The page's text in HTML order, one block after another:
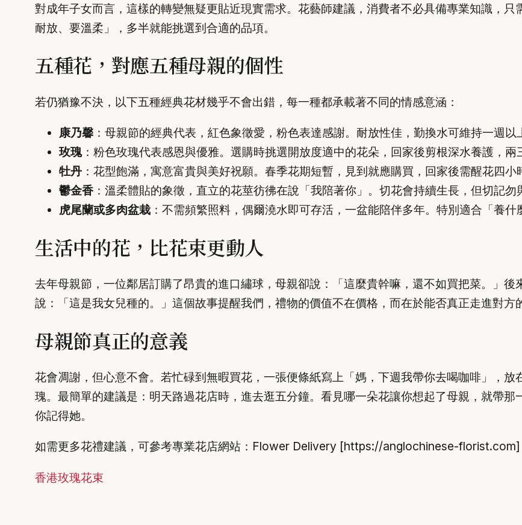
對成年子女而言，這樣的轉變無疑更貼近現實需求。花藝師建議，消費者不必具備專業知識，
耐放、要溫柔」，多半就能挑選到合適的品項。
五種花，對應五種母親的個性
若仍猶豫不決，以下五種經典花材幾乎不會出錯，每一種都承載著不同的情感意涵：
康乃馨 ：母親節的經典代表，紅色象徵愛，粉色表達感謝。耐放性佳，勤換水可維持一週以
玫瑰：粉色玫瑰代表感恩與優雅。選購時挑選開放度適中的花朵，回家後剪根深水養護，兩
牡丹 ：花型飽滿，寓意富貴與美好祝願。春季花期短暫，見到就應購買，回家後需醒花四小
鬱金香：溫柔體貼的象徵，直立的花莖彷彿在說「我陪著你」。切花會持續生長，但切記勿
虎尾蘭或多肉盆栽 ：不需頻繁照料，偶爾澆水即可存活，一盆能陪伴多年。特別適合「養什
生活中的花，比花束更動人
去年母親節，一位鄰居訂購了昂貴的進口繡球，母親卻說：「這麼貴幹嘛，還不如買把菜。」
說：「這是我女兒種的。」這個故事提醒我們，禮物的價值不在價格，而在於能否真正走進對方
母親節真正的意義
花會凋謝，但心意不會。若忙碌到無暇買花，一張便條紙寫上「媽，下週我帶你去喝咖啡」，
瑰。最簡單的建議是：明天路過花店時，進去逛五分鐘。看見哪一朵花讓你想起了母親，就帶
你記得她。
如需更多花禮建議，可參考專業花店網站：Flower Delivery [https://anglochinese-florist.com]
香港玫瑰花束